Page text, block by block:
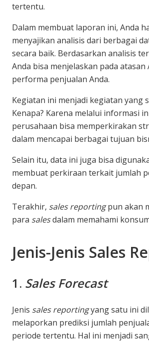
tertentu.
Dalam membuat laporan ini, Anda
menyajikan analisis dari berbagai
secara baik. Berdasarkan analisis
Anda bisa menjelaskan pada
performa penjualan Anda.
Kegiatan ini menjadi kegiatan yang
Kenapa? Karena melalui informasi
perusahaan bisa memperkirakan
dalam mencapai berbagai tujuan
Selain itu, data ini juga bisa
membuat perkiraan terkait jumlah
depan.
Terakhir, sales reportingpun akan
para salesdalam memahami
Jenis-Jenis Sales
1. Sales Forecast
Jenis sales reportingyang satu ini
melaporkan prediksi jumlah
periode tertentu. Hal ini menjadi